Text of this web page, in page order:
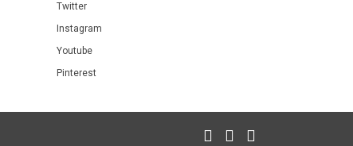
Twitter
Instagram
Youtube
Pinterest